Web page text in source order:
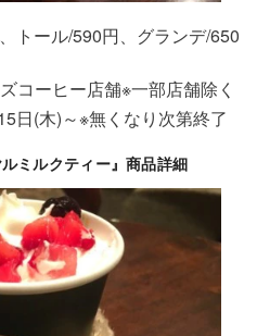
トール/590円、グランデ/650
コーヒー店舗※一部店舗除く
日(木)～※無くなり次第終了
ミルクティー』商品詳細